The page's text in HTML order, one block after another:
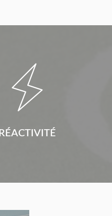

RÉACTIVITÉ